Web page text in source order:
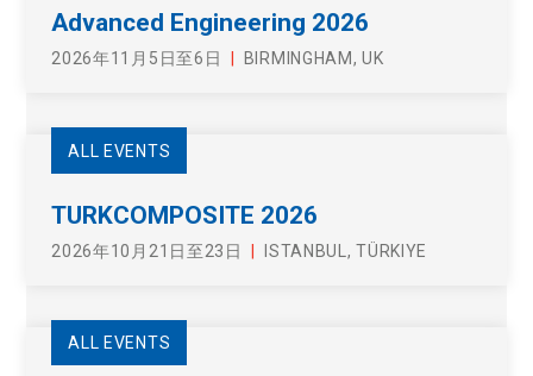
Advanced Engineering 2026
2026年11月5日至6日 BIRMINGHAM, UK
ALL EVENTS
TURKCOMPOSITE 2026
2026年10月21日至23日 ISTANBUL, TÜRKIYE
ALL EVENTS